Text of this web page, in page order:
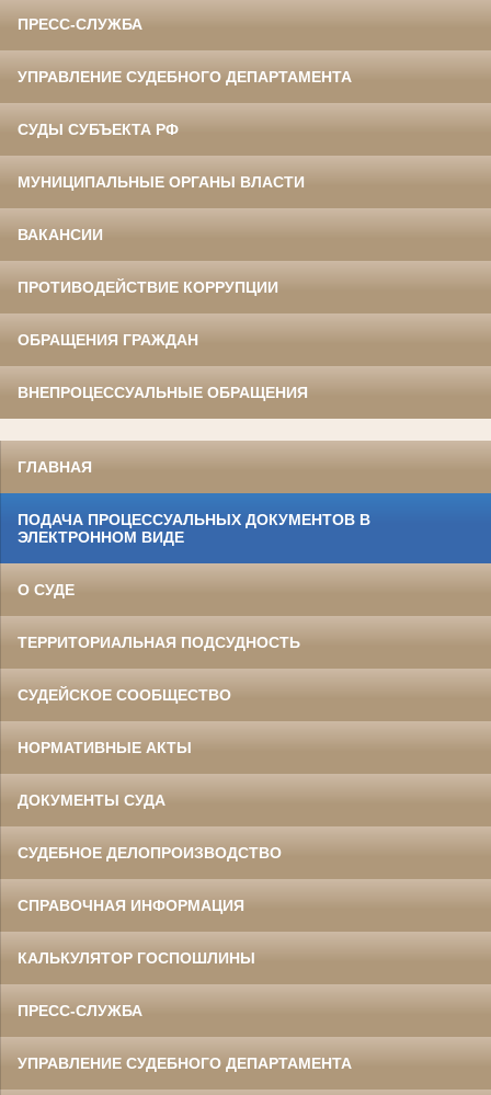
ПРЕСС-СЛУЖБА
УПРАВЛЕНИЕ СУДЕБНОГО ДЕПАРТАМЕНТА
СУДЫ СУБЪЕКТА РФ
МУНИЦИПАЛЬНЫЕ ОРГАНЫ ВЛАСТИ
ВАКАНСИИ
ПРОТИВОДЕЙСТВИЕ КОРРУПЦИИ
ОБРАЩЕНИЯ ГРАЖДАН
ВНЕПРОЦЕССУАЛЬНЫЕ ОБРАЩЕНИЯ
ГЛАВНАЯ
ПОДАЧА ПРОЦЕССУАЛЬНЫХ ДОКУМЕНТОВ В
ЭЛЕКТРОННОМ ВИДЕ
О СУДЕ
ТЕРРИТОРИАЛЬНАЯ ПОДСУДНОСТЬ
СУДЕЙСКОЕ СООБЩЕСТВО
НОРМАТИВНЫЕ АКТЫ
ДОКУМЕНТЫ СУДА
СУДЕБНОЕ ДЕЛОПРОИЗВОДСТВО
СПРАВОЧНАЯ ИНФОРМАЦИЯ
КАЛЬКУЛЯТОР ГОСПОШЛИНЫ
ПРЕСС-СЛУЖБА
УПРАВЛЕНИЕ СУДЕБНОГО ДЕПАРТАМЕНТА